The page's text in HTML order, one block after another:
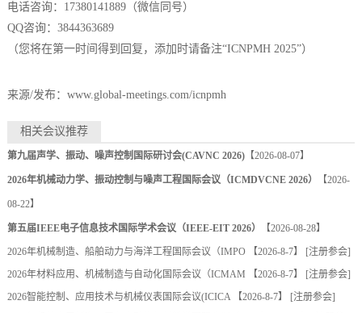
电话咨询： 17380141889（微信同号）
QQ咨询：3844363689
（您将在第一时间得到回复，添加时请备注“ICNPMH 2025”）
来源/发布：www.global-meetings.com/icnpmh
相关会议推荐
第九届声学、振动、噪声控制国际研讨会(CAVNC 2026)【2026-08-07】
2026年机械动力学、振动控制与噪声工程国际会议（ICMDVCNE 2026） 【2026-
08-22】
第五届IEEE电子信息技术国际学术会议（IEEE-EIT 2026） 【2026-08-28】
2026年机械制造、船舶动力与海洋工程国际会议（IMPO【2026-8-7】 [注册参会]
2026年材料应用、机械制造与自动化国际会议（ICMAM 【2026-8-7】 [注册参会]
2026智能控制、应用技术与机械仪表国际会议(ICICA【2026-8-7】 [注册参会]